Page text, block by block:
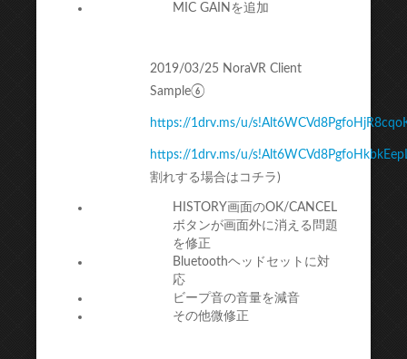
MIC GAINを追加
2019/03/25 NoraVR Client
Sample⑥
https://1drv.ms/u/
https://1drv.ms/u/
割れする場合はコチラ)
HISTORY画面のOK/CANCEL
ボタンが画面外に消える問題
を修正
Bluetoothヘッドセットに対
応
ビープ音の音量を減音
その他微修正